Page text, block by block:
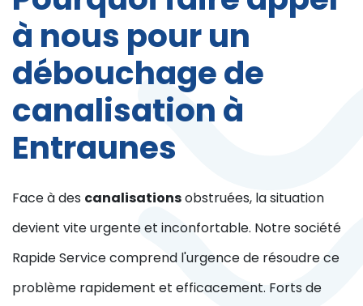
à nous pour un
débouchage de
canalisation à
Entraunes
Face à des canalisationsobstruées, la situation
devient vite urgente et inconfortable. Notre société
Rapide Service comprend l'urgence de résoudre ce
problème rapidement et efficacement. Forts de